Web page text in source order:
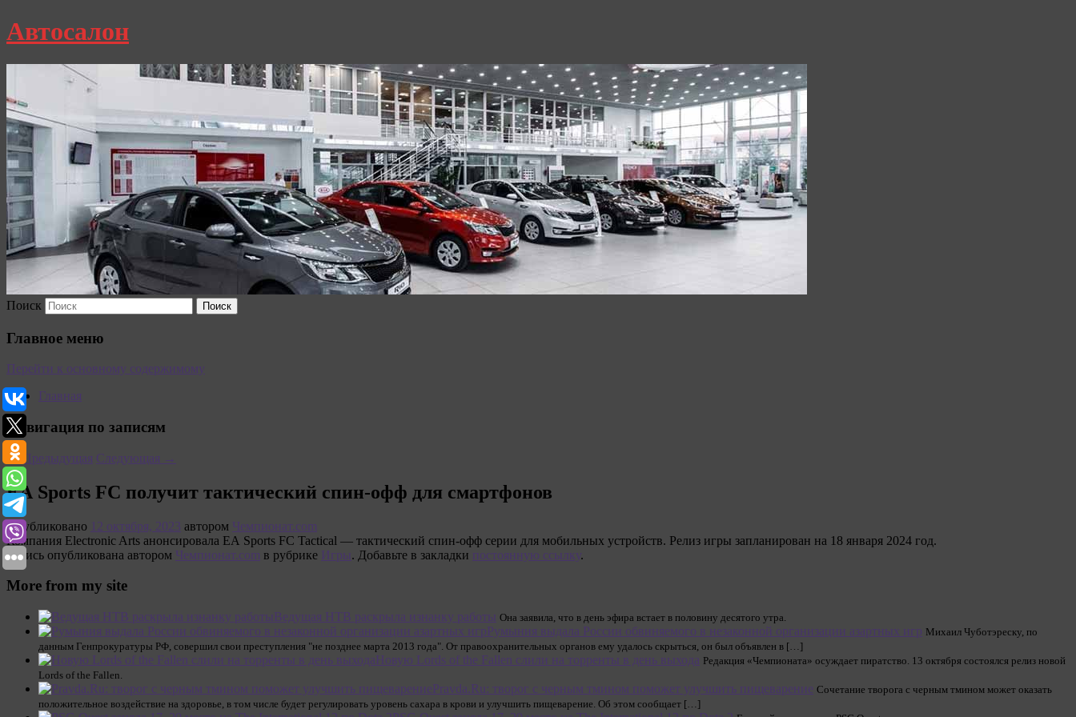
Автосалон
Поиск
Главное меню
Перейти к основному содержимому
Главная
Навигация по записям
←Предыдущая Следующая →
EA Sports FC получит тактический спин-офф для смартфонов
Опубликовано 12 октября, 2023 автором Чемпионат.com
Компания Electronic Arts анонсировала EA Sports FC Tactical — тактический спин-офф серии для мобильных устройств. Релиз игры запланирован на 18 января 2024 год.
Запись опубликована автором Чемпионат.com в рубрике Игры. Добавьте в закладки постоянную ссылку.
More from my site
Ведущая НТВ раскрыла изнанку работы Она заявила, что в день эфира встает в половину десятого утра.
Румыния выдала России обвиняемого в незаконной организации азартных игр Михаил Чуботэреску, по
данным Генпрокуратуры РФ, совершил свои преступления "не позднее марта 2013 года". От правоохранительных органов ему удалось скрыться, он был объявлен в […]
Новую Lords of the Fallen слили на торренты в день выхода Редакция «Чемпионата» осуждает пиратство. 13 октября состоялся релиз новой
Lords of the Fallen.
Pravda.Ru: творог с черным тмином поможет улучшить пищеварение Сочетание творога с черным тмином может оказать
положительное воздействие на здоровье, в том числе будет регулировать уровень сахара в крови и улучшить пищеварение. Об этом сообщает […]